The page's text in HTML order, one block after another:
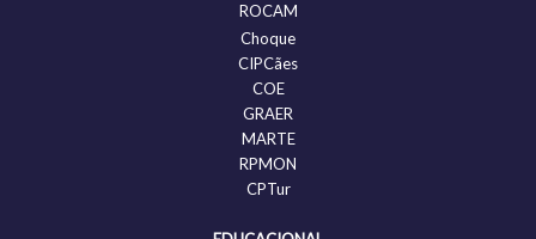
ROCAM
Choque
CIPCães
COE
GRAER
MARTE
RPMON
CPTur